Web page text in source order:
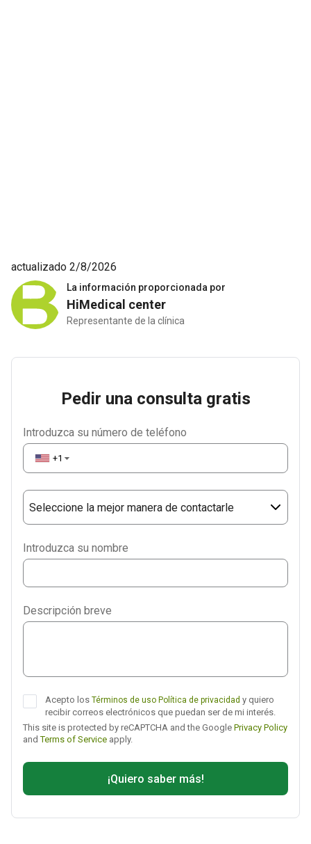
La información proporcionada por
HiMedical center
Representante de la clínica
actualizado 2/8/2026
Pedir una consulta gratis
Introduzca su número de teléfono
+1 ▼
Seleccione la mejor manera de contactarle
Telegram
Introduzca su nombre
Descripción breve
Acepto los Términos de uso Política de privacidad y quiero
recibir correos electrónicos que puedan ser de mi interés.
This site is protected by reCAPTCHA and the Google Privacy Policy
andTerms of Service apply.
¡Quiero saber más!